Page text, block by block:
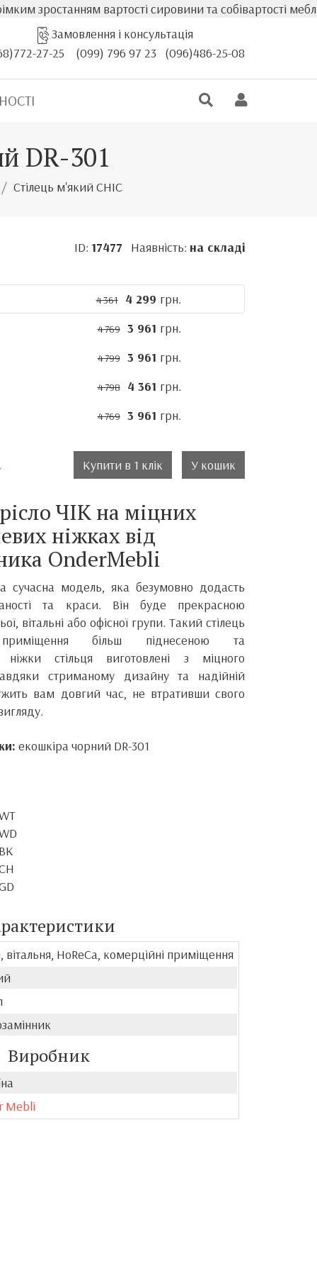
вартості сировини та собівартості меблів,
Замовлення і консультація
27-25
(099) 796 97 23 (096)486-25-08
DR-301
Стілець м'який CHIC
ID: 17477 Наявність: на складі
4 361 4 299 грн.
4 769 3 961 грн.
4 799 3 961 грн.
4 798 4 361 грн.
4 769 3 961 грн.
Купити в 1 клік У кошик
ЧІК на міцних
ніжках від
OnderMebli
сучасна модель, яка безумовно додасть
та краси. Він буде прекрасною
вітальні або офісної групи. Такий стілець
більш піднесеною та
стільця виготовлені з міцного
стриманому дизайну та надійній
вам довгий час, не втративши свого
екошкіра чорний DR-301
BK
вітальня, HoReCa, комерційні приміщення
Виробник
Mebli